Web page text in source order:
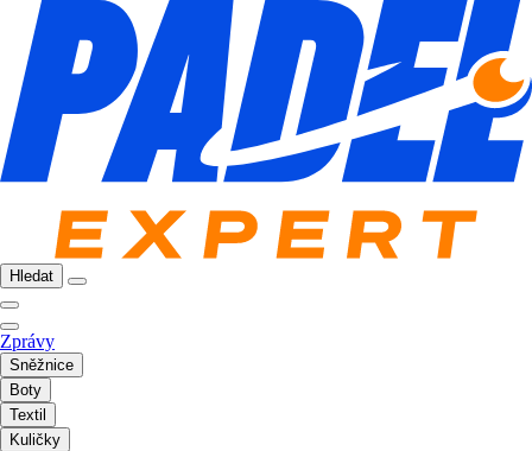
Hledat
Zprávy
Sněžnice
Boty
Textil
Kuličky